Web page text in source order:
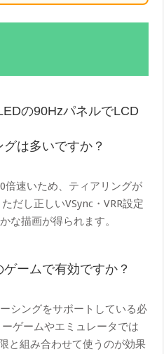
の90HzパネルでLCD
は多いですか？
倍速いため、ティアリングが
だし正しいVSync・VRR設定
な描画が得られます。
ームで有効ですか？
シングをサポートしている必
ゲームやエミュレータでは
と組み合わせて使うのが効果